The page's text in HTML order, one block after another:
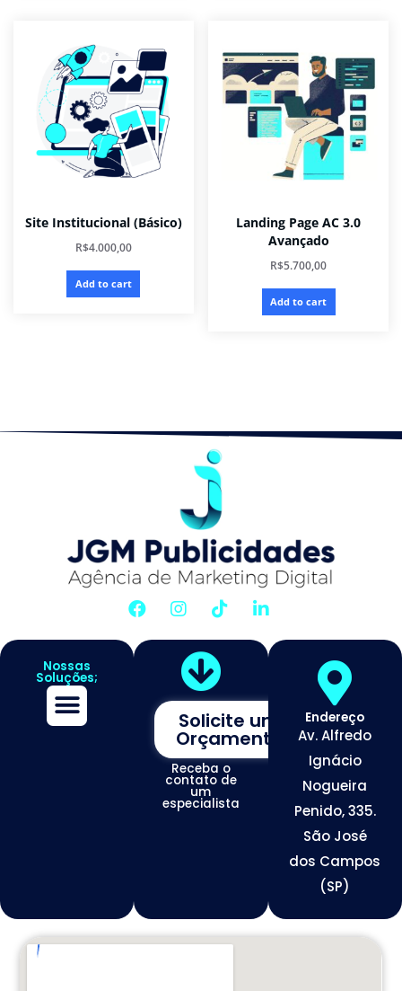
Site Institucional (Básico)
R$4.000,00
Add to cart
Landing Page AC 3.0
Avançado
R$5.700,00
Add to cart
Nossas
Soluções;
Solicite um
Orçamento
Receba o
contato de
um
especialista
Endereço
Av. Alfredo
Ignácio
Nogueira
Penido, 335.
São José
dos Campos
(SP)